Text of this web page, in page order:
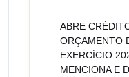
ABRE
ORÇAMENTO
EXERCÍCIO
MENCIONA E